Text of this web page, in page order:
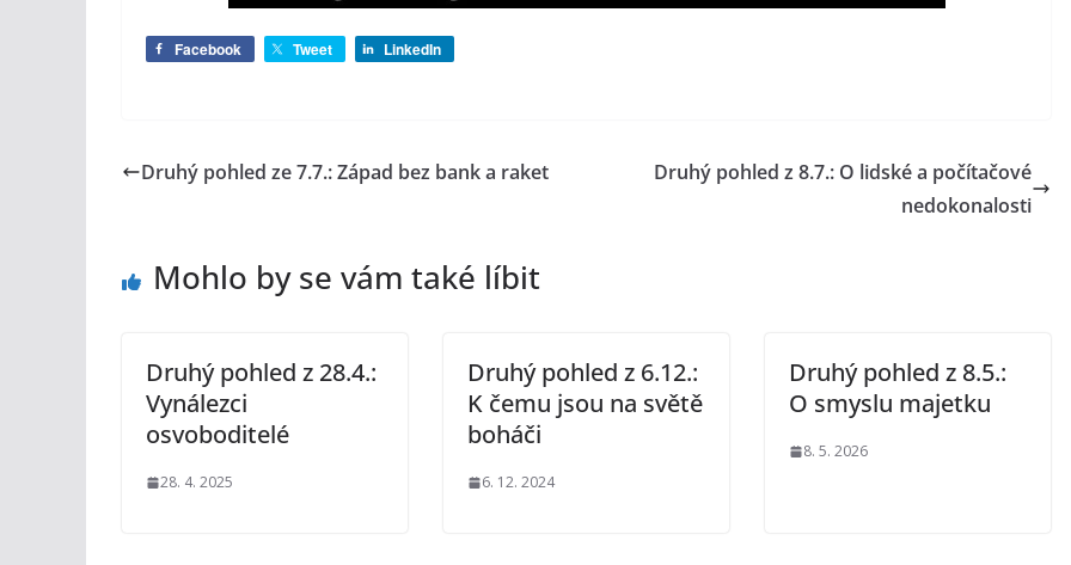
Facebook Tweet LinkedIn
Druhý pohled ze 7.7.: Západ bez bank a raket
Druhý pohled z 8.7.: O lidské a počítačové
nedokonalosti
Mohlo by se vám také líbit
Druhý pohled z 28.4.:
Vynálezci
osvoboditelé
28. 4. 2025
Druhý pohled z 6.12.:
K čemu jsou na světě
boháči
6. 12. 2024
Druhý pohled z 8.5.:
O smyslu majetku
8. 5. 2026